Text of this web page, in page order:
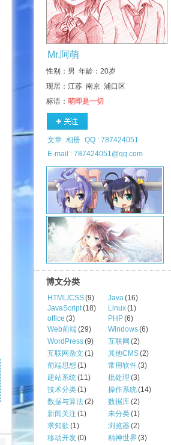
Mr.阿萌
性别：男 年龄：20岁
现居：江苏 南京 浦口区
标语： 萌即是一切
文章 相册 QQ : 787424051
E-mail : 787424051@qq.com
博文分类
HTML/CSS(9) Java(16)
JavaScript(18) Linux(1)
office (3) PHP(6)
Web前端(29) Windows(6)
WordPress(9) 互联网 (2)
互联网杂文 (1) 其他CMS(2)
前端思想 (1) 常用软件(3)
建站系统(11) 批处理 (3)
技术分类(1) 操作系统(14)
数据与算法(2) 数据库(2)
新闻关注 (1) 未分类(1)
求知欲 (1) 浏览器(2)
移动开发(0) 精神世界(3)